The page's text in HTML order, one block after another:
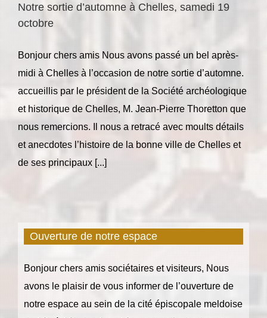
Notre sortie d’automne à Chelles, samedi 19
octobre
Bonjour chers amis Nous avons passé un bel après-
midi à Chelles à l’occasion de notre sortie d’automne.
accueillis par le président de la Société archéologique
et historique de Chelles, M. Jean-Pierre Thoretton que
nous remercions. Il nous a retracé avec moults détails
et anecdotes l’histoire de la bonne ville de Chelles et
de ses principaux [...]
Ouverture de notre espace
Bonjour chers amis sociétaires et visiteurs, Nous
avons le plaisir de vous informer de l’ouverture de
notre espace au sein de la cité épiscopale meldoise